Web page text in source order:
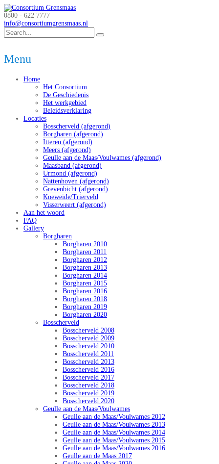
0800 - 622 7777
info@consortiumgrensmaas.nl
Menu
Home
Het Consortium
De Geschiedenis
Het werkgebied
Beleidsverklaring
Locaties
Bosscherveld (afgerond)
Borgharen (afgerond)
Itteren (afgerond)
Meers (afgerond)
Geulle aan de Maas/Voulwames (afgerond)
Maasband (afgerond)
Urmond (afgerond)
Nattenhoven (afgerond)
Grevenbicht (afgerond)
Koeweide/Trierveld
Visserweert (afgerond)
Aan het woord
FAQ
Gallery
Borgharen
Borgharen 2010
Borgharen 2011
Borgharen 2012
Borgharen 2013
Borgharen 2014
Borgharen 2015
Borgharen 2016
Borgharen 2018
Borgharen 2019
Borgharen 2020
Bosscherveld
Bosscherveld 2008
Bosscherveld 2009
Bosscherveld 2010
Bosscherveld 2011
Bosscherveld 2013
Bosscherveld 2016
Bosscherveld 2017
Bosscherveld 2018
Bosscherveld 2019
Bosscherveld 2020
Geulle aan de Maas/Voulwames
Geulle aan de Maas/Voulwames 2012
Geulle aan de Maas/Voulwames 2013
Geulle aan de Maas/Voulwames 2014
Geulle aan de Maas/Voulwames 2015
Geulle aan de Maas/Voulwames 2016
Geulle aan de Maas 2017